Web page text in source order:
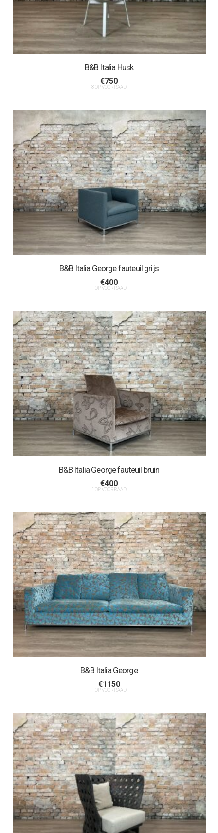
B&B Italia Husk
€750
8 OP VOORRAAD
B&B Italia George fauteuil grijs
€400
1 OP VOORRAAD
B&B Italia George fauteuil bruin
€400
1 OP VOORRAAD
B&B Italia George
€1150
1 OP VOORRAAD